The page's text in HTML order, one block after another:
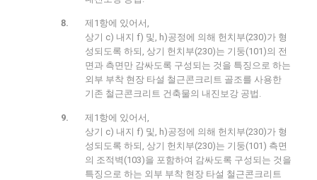
제1항에 있어서,
상기 c) 내지 f) 및, h)공정에 의해 헌치부(230)가 형
성되도록 하되, 상기 헌치부(230)는 기둥(101)의 전
면과 측면만 감싸도록 구성되는 것을 특징으로 하는
외부 부착 현장 타설 철근콘크리트 골조를 사용한
기존 철근콘크리트 건축물의 내진보강 공법.
제1항에 있어서,
상기 c) 내지 f) 및, h)공정에 의해 헌치부(230)가 형
성되도록 하되, 상기 헌치부(230)는 기둥(101) 측면
의 조적벽(103)을 포함하여 감싸도록 구성되는 것을
특징으로 하는 외부 부착 현장 타설 철근콘크리트